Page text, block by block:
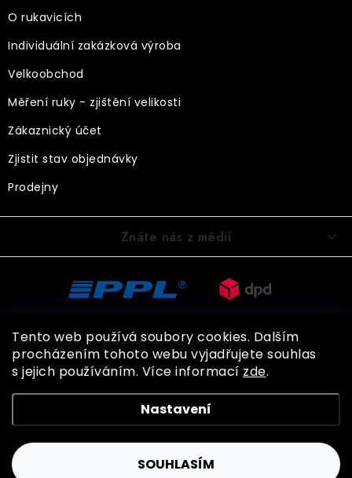
Tento web používá soubory cookies. Dalším
procházením tohoto webu vyjadřujete souhlas
s jejich používáním. Více informací zde.
Nastavení
SOUHLASÍM
O rukavicích
Individuální zakázková výroba
Velkoobchod
Měření ruky - zjištění velikosti
Zákaznický účet
Zjistit stav objednávky
Prodejny
Znáte nás z médií
Shoptet
BOHEMIA GLOVES. Všechna práva vyhrazena.